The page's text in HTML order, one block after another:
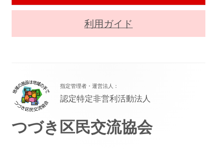
利用ガイド
ッ
タ
ー・
指定管理者・運営法人：
認定特定非営利活動法人
つづき区民交流協会